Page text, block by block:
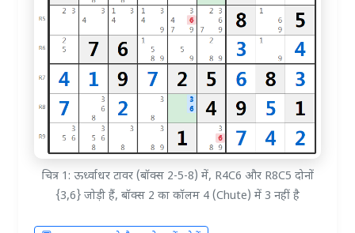
चित्र 1: ऊर्ध्वाधर टावर (बॉक्स 2-5-8) में, R4C6 और R8C5 दोनों
{3,6} जोड़ी हैं, बॉक्स 2 का कॉलम 4 (Chute) में 3 नहीं है